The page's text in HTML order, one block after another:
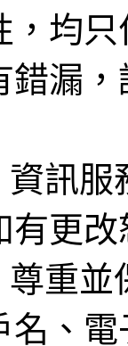
，均
錯漏
資訊
有更
尊重
名、